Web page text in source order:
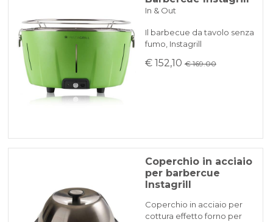
In & Out
Il barbecue da tavolo senza
fumo, Instagrill
€ 152,10 € 169.00
Coperchio in acciaio
per barbercue
Instagrill
Coperchio in acciaio per
cottura effetto forno per